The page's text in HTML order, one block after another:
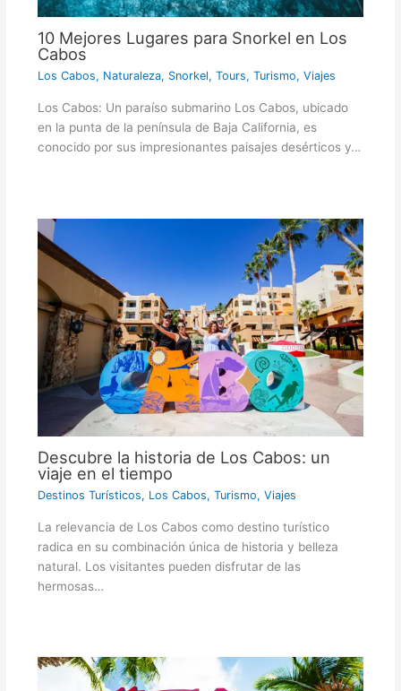
10 Mejores Lugares para Snorkel en Los
Cabos
Los Cabos, Naturaleza, Snorkel, Tours, Turismo, Viajes
Los Cabos: Un paraíso submarino Los Cabos, ubicado
en la punta de la península de Baja California, es
conocido por sus impresionantes paisajes desérticos y…
Descubre la historia de Los Cabos: un
viaje en el tiempo
Destinos Turísticos, Los Cabos, Turismo, Viajes
La relevancia de Los Cabos como destino turístico
radica en su combinación única de historia y belleza
natural. Los visitantes pueden disfrutar de las
hermosas…